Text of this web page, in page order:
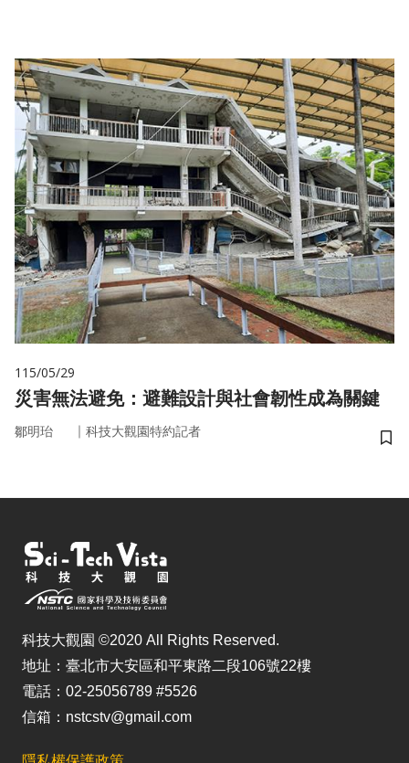
115/05/29
災害無法避免：避難設計與社會韌性成為關鍵
鄒明珆 ｜ 科技大觀園特約記者
儲
科技大觀園 ©2020 All Rights Reserved.
地址：臺北市大安區和平東路二段106號22樓
電話：02-25056789 #5526
信箱：nstcstv@gmail.com